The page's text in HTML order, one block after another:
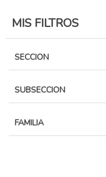
MIS FILTROS
SECCION
SUBSECCION
FAMILIA